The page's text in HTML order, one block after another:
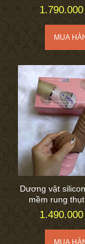
Dương vật
mềm rung